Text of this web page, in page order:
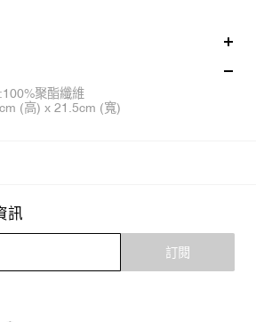
聚酯纖維
(高) x 21.5cm (寬)
訊
訂閱